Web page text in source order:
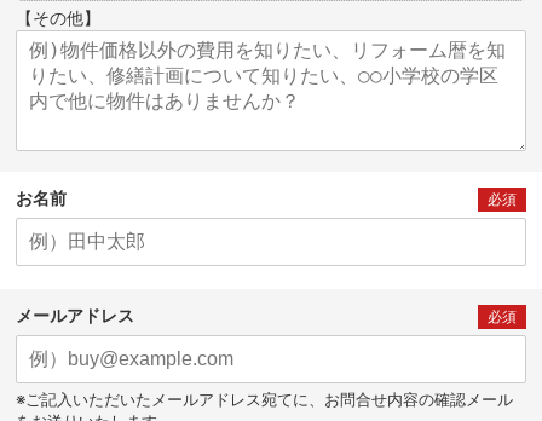
【その他】
お名前 必須
メールアドレス 必須
※ご記入いただいたメールアドレス宛てに、お問合せ内容の確認メール